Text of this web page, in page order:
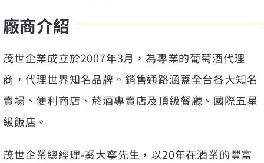
廠商介紹
茂世企業成立於2007年3月，為專業的葡萄酒代理
商，代理世界知名品牌。銷售通路涵蓋全台各大知名
賣場、便利商店、菸酒專賣店及頂級餐廳、國際五星
級飯店。
茂世企業總經理-奚大寧先生，以20年在酒業的豐富